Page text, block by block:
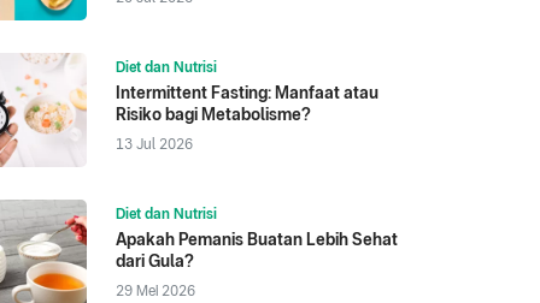
Diet dan Nutrisi
Intermittent Fasting: Manfaat atau
Risiko bagi Metabolisme?
13 Jul 2026
Diet dan Nutrisi
Apakah Pemanis Buatan Lebih Sehat
dari Gula?
29 Mei 2026